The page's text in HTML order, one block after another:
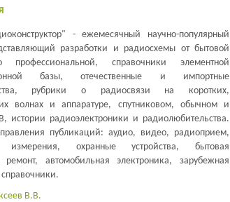
- ежемесячный научно-популярный
разработки и радиосхемы от бытовой
справочники элементной
базы, отечественные и импортные
рубрики о радиосвязи на коротких,
волнах и аппаратуре, спутниковом, обычном и
истории радиоэлектроники и радиолюбительства.
публикаций: аудио, видео, радиоприем,
измерения, охранные устройства, бытовая
ремонт, автомобильная электроника, зарубежная
В.В.